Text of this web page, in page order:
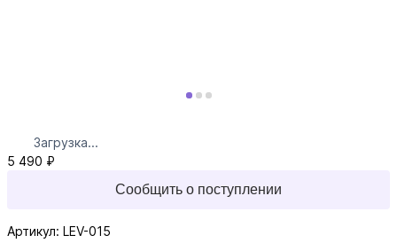
Загрузка...
5 490 ₽
Сообщить о поступлении
Артикул: LEV-015